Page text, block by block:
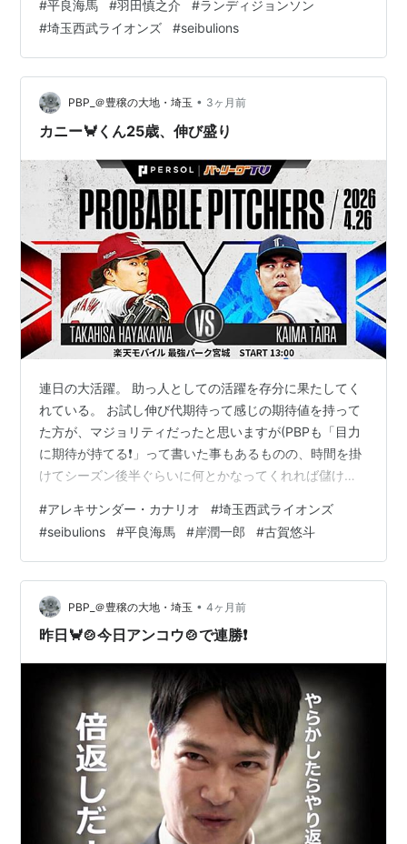
線は糞詰まり病再発と、走塁チョンボのオン・パレード
で"信じられない "完封負け。 相手ルーキー投手を今日も
育ててしまうあるまじき失態。 貯金生活よりも、休養優
先の余裕を見せる姿が完全に裏目。 一切の勝ち筋が一回
の裏で消えた今日のゲームはビジターで良かったです
ね。 果たしてこの一敗は投…
#平良海馬 #羽田慎之介 #ランディジョンソン
#埼玉西武ライオンズ #seibulions
PBP_＠豊穣の大地・埼玉 • 3ヶ月前
カニー🦀くん25歳、伸び盛り
連日の大活躍。 助っ人としての活躍を存分に果たしてく
れている。 お試し伸び代期待って感じの期待値を持って
た方が、マジョリティだったと思いますが(PBPも「目力
に期待が持てる❗️」って書いた事もあるものの、時間を掛
けてシーズン後半ぐらいに何とかなってくれれば儲け物
春楽天との鍔迫り合いを敵地で制したのはチームとして
の底力を感じざるを得ませんね。 youtu.be 日曜日にエー
スが登板するというのは最高のファンサービス🈂️です❗️ エ
ースのプライド激突💥 縁があればもしかしたらライオン
ズのユニフォームを着ていたかも知れない早川。 知りま
せんけどラ…
#アレキサンダー・カナリオ #埼玉西武ライオンズ
#seibulions #平良海馬 #岸潤一郎 #古賀悠斗
PBP_＠豊穣の大地・埼玉 • 4ヶ月前
昨日🦀🍲今日アンコウ🍲で連勝❗️